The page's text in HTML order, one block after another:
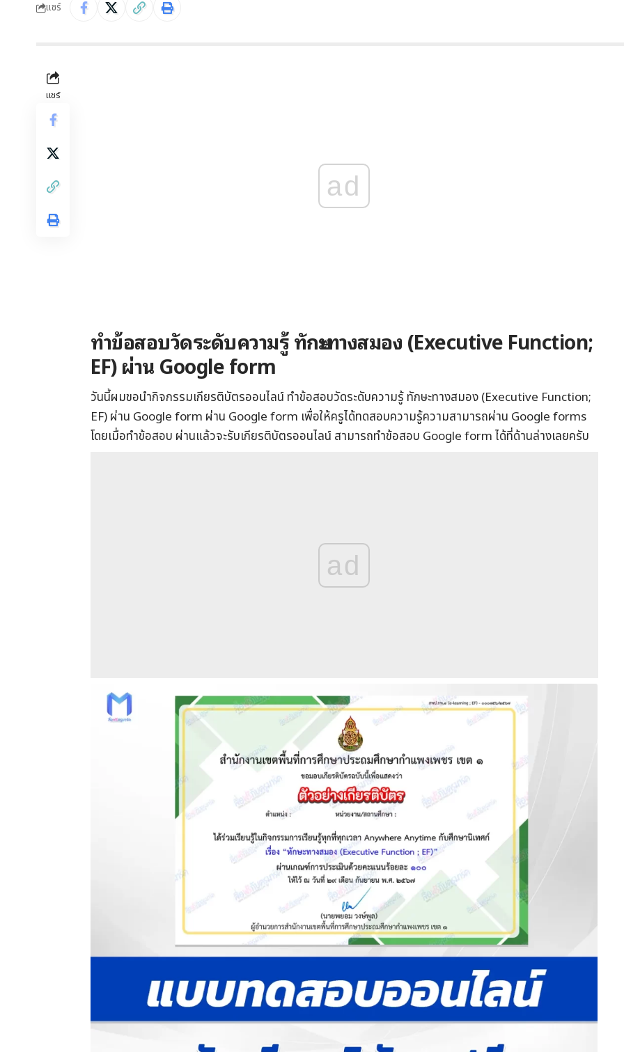
แชร์
แชร์
ad
ทําข้อสอบวัดระดับความรู้ ทักษะทางสมอง (Executive Function;
EF) ผ่าน Google form
วันนี้ผมขอนำกิจกรรมเกียรติบัตรออนไลน์ ทําข้อสอบวัดระดับความรู้ ทักษะทางสมอง (Executive Function;
EF) ผ่าน Google form ผ่าน Google form เพื่อให้ครูได้ทดสอบความรู้ความสามารถผ่าน Google forms
โดยเมื่อทำข้อสอบ ผ่านแล้วจะรับเกียรติบัตรออนไลน์ สามารถทำข้อสอบ Google form ได้ที่ด้านล่างเลยครับ
ad